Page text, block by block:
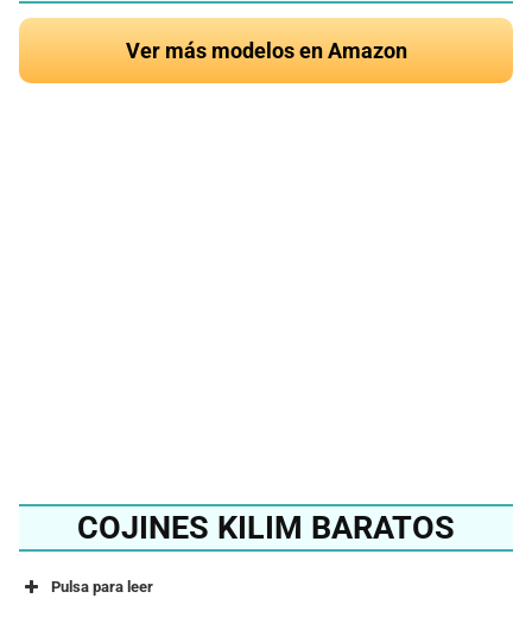
Ver más modelos en Amazon
COJINES KILIM BARATOS
Pulsa para leer